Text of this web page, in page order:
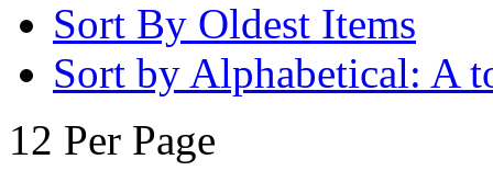
Sort By Oldest Items
Sort by Alphabetical: A
12 Per Page